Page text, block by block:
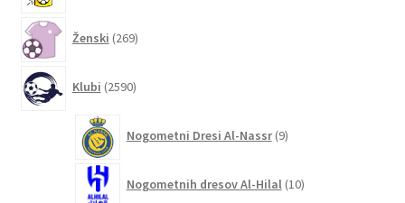
Ženski 269izdelkov
Klubi 2590izdelkov
Nogometni Dresi Al-Nassr 9izdelkov
Nogometnih dresov Al-Hilal 10izdelkov